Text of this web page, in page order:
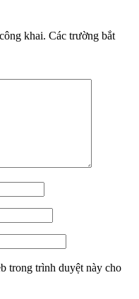
khai. Các trường bắt
trong trình duyệt này cho